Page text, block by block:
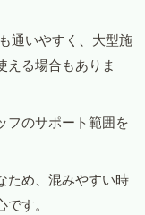
通いやすく、大型施
える場合もありま
フのサポート範囲を
ため、混みやすい時
す。